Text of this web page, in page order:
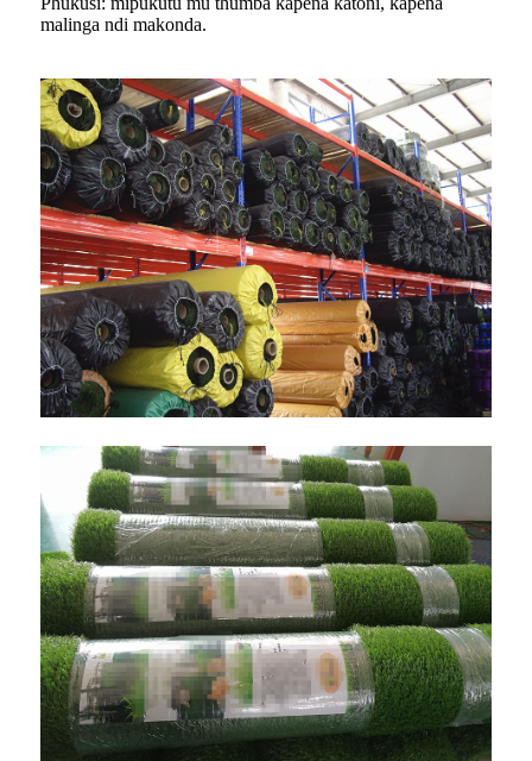
malinga ndi makonda.